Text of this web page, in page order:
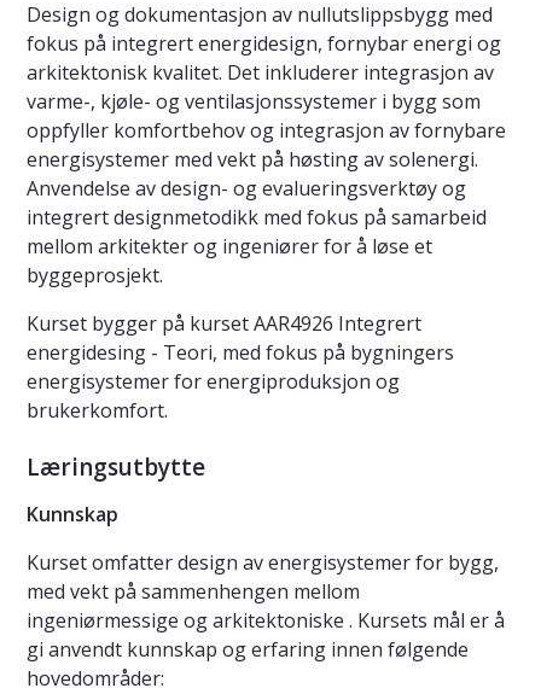
Design og dokumentasjon av nullutslippsbygg med
fokus på integrert energidesign, fornybar energi og
arkitektonisk kvalitet. Det inkluderer integrasjon av
varme-, kjøle- og ventilasjonssystemer i bygg som
oppfyller komfortbehov og integrasjon av fornybare
energisystemer med vekt på høsting av solenergi.
Anvendelse av design- og evalueringsverktøy og
integrert designmetodikk med fokus på samarbeid
mellom arkitekter og ingeniører for å løse et
byggeprosjekt.
Kurset bygger på kurset AAR4926 Integrert
energidesing - Teori, med fokus på bygningers
energisystemer for energiproduksjon og
brukerkomfort.
Læringsutbytte
Kunnskap
Kurset omfatter design av energisystemer for bygg,
med vekt på sammenhengen mellom
ingeniørmessige og arkitektoniske . Kursets mål er å
gi anvendt kunnskap og erfaring innen følgende
hovedområder: